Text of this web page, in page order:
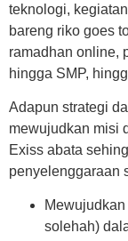
teknologi,
bareng riko goes
ramadhan online,
hingga SMP,
Adapun strategi
mewujudkan misi
Exiss abata
penyelenggaraan
solehah)